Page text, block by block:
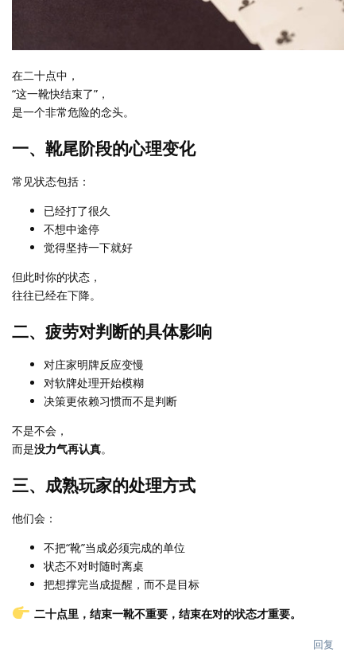
在二十点中，
“这一靴快结束了”，
是一个非常危险的念头。
一、靴尾阶段的心理变化
常见状态包括：
已经打了很久
不想中途停
觉得坚持一下就好
但此时你的状态，
往往已经在下降。
二、疲劳对判断的具体影响
对庄家明牌反应变慢
对软牌处理开始模糊
决策更依赖习惯而不是判断
不是不会，
而是没力气再认真。
三、成熟玩家的处理方式
他们会：
不把“靴”当成必须完成的单位
状态不对时随时离桌
把想撑完当成提醒，而不是目标
二十点里，结束一靴不重要，结束在对的状态才重要。
回复